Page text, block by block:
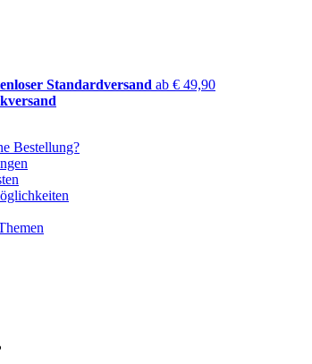
Standardversand ab € 49,90
Bestellung?